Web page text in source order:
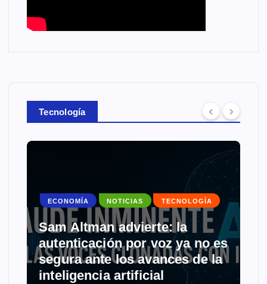
Tecnología
ECONOMÍA NOTICIAS TECNOLOGÍA
Sam Altman advierte: la
autenticación por voz ya no es
segura ante los avances de la
inteligencia artificial